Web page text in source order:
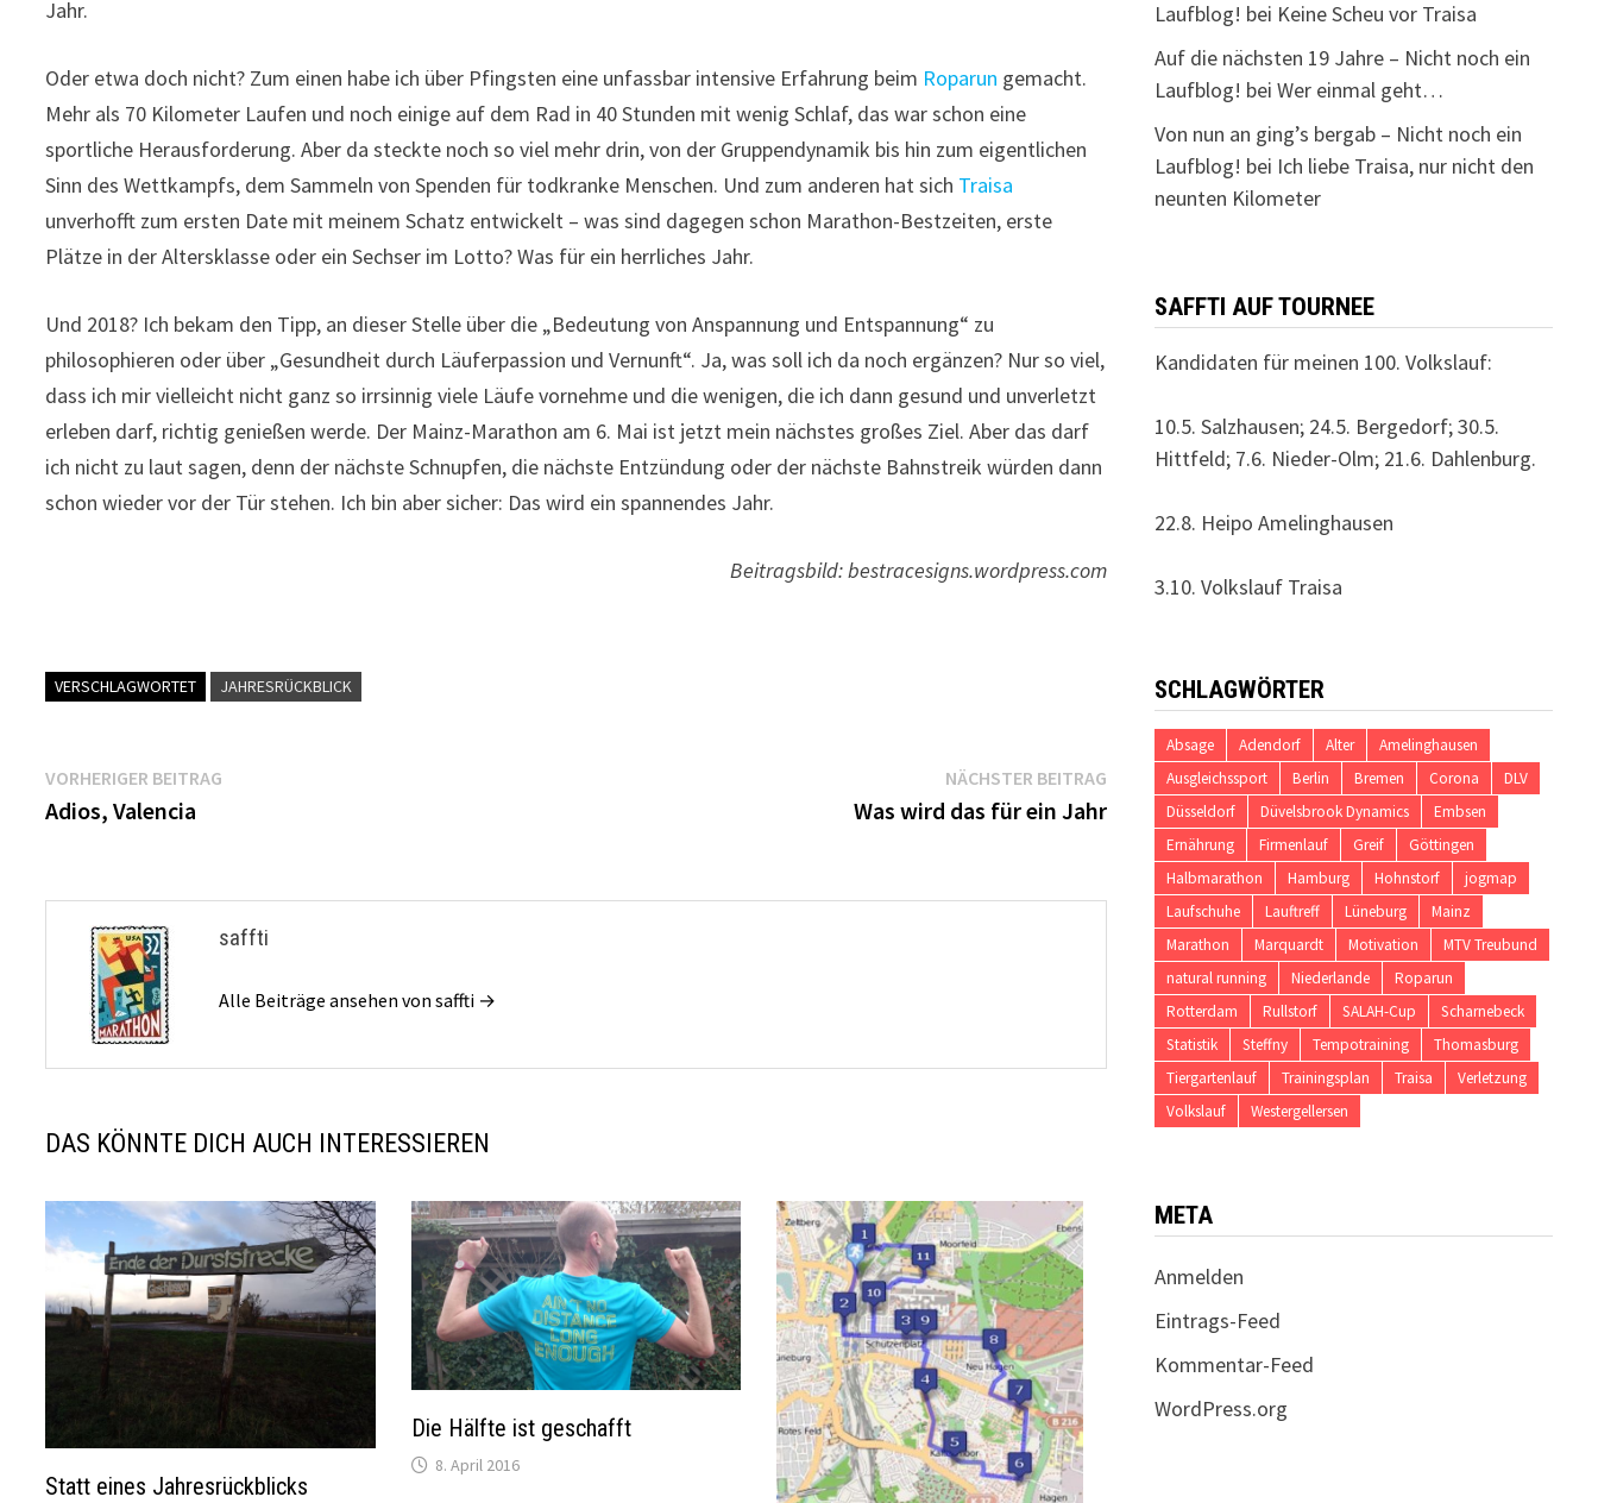
Jahr.
Oder etwa doch nicht? Zum einen habe ich über Pfingsten eine unfassbar intensive Erfahrung beim Roparun gemacht.
Mehr als 70 Kilometer Laufen und noch einige auf dem Rad in 40 Stunden mit wenig Schlaf, das war schon eine
sportliche Herausforderung. Aber da steckte noch so viel mehr drin, von der Gruppendynamik bis hin zum eigentlichen
Sinn des Wettkampfs, dem Sammeln von Spenden für todkranke Menschen. Und zum anderen hat sich Traisa
unverhofft zum ersten Date mit meinem Schatz entwickelt – was sind dagegen schon Marathon-Bestzeiten, erste
Plätze in der Altersklasse oder ein Sechser im Lotto? Was für ein herrliches Jahr.
Und 2018? Ich bekam den Tipp, an dieser Stelle über die „Bedeutung von Anspannung und Entspannung“ zu
philosophieren oder über „Gesundheit durch Läuferpassion und Vernunft“. Ja, was soll ich da noch ergänzen? Nur so viel,
dass ich mir vielleicht nicht ganz so irrsinnig viele Läufe vornehme und die wenigen, die ich dann gesund und unverletzt
erleben darf, richtig genießen werde. Der Mainz-Marathon am 6. Mai ist jetzt mein nächstes großes Ziel. Aber das darf
ich nicht zu laut sagen, denn der nächste Schnupfen, die nächste Entzündung oder der nächste Bahnstreik würden dann
schon wieder vor der Tür stehen. Ich bin aber sicher: Das wird ein spannendes Jahr.
Beitragsbild: bestracesigns.wordpress.com
VERSCHLAGWORTET JAHRESRÜCKBLICK
Beitragsnavigation
VORHERIGER BEITRAG
Adios, Valencia
NÄCHSTER BEITRAGNächster
Beitrag:
Was wird das für ein Jahr
saffti
Alle Beiträge ansehen von saffti →
DAS KÖNNTE DICH AUCH INTERESSIEREN
Statt eines Jahresrückblicks
Die Hälfte ist geschafft
8. April 2016
Laufblog! bei Keine Scheu vor Traisa
Auf die nächsten 19 Jahre – Nicht noch ein
Laufblog! bei Wer einmal geht…
Von nun an ging’s bergab – Nicht noch ein
Laufblog! bei Ich liebe Traisa, nur nicht den
neunten Kilometer
SAFFTI AUF TOURNEE
Kandidaten für meinen 100. Volkslauf:
10.5. Salzhausen; 24.5. Bergedorf; 30.5.
Hittfeld; 7.6. Nieder-Olm; 21.6. Dahlenburg.
22.8. Heipo Amelinghausen
3.10. Volkslauf Traisa
SCHLAGWÖRTER
Absage Adendorf Alter
Amelinghausen
Ausgleichssport
Berlin Bremen Corona
DLV
Düsseldorf
Düvelsbrook Dynamics
Embsen
Ernährung
Firmenlauf Greif
Göttingen
Halbmarathon
Hamburg Hohnstorf
jogmap
Laufschuhe
Lauftreff Lüneburg
Mainz
Marathon
Marquardt Motivation
MTV Treubund
natural running
Niederlande
Roparun
Rotterdam
Rullstorf SALAH-Cup
Scharnebeck
Statistik
Steffny Tempotraining
Thomasburg
Tiergartenlauf
Trainingsplan Traisa
Verletzung
Volkslauf
Westergellersen
META
Anmelden
Eintrags-Feed
Kommentar-Feed
WordPress.org